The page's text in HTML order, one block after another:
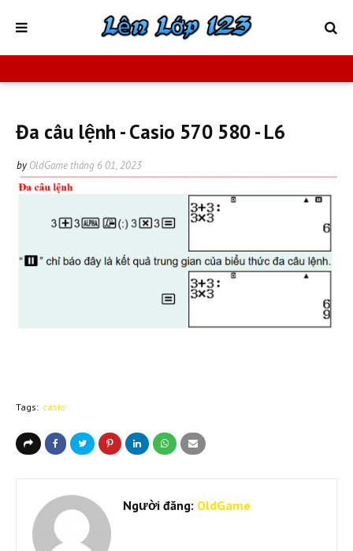
Đa câu lệnh - Casio 570 580 - L6
by OldGame tháng 6 01, 2023
Tags: casio
Người đăng: OldGame